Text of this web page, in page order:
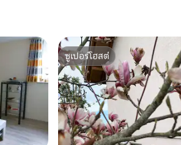
ซูเปอร์โฮสต์
ซูเปอร์โฮสต์